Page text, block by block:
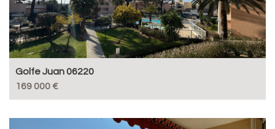
Golfe Juan 06220
169 000 €